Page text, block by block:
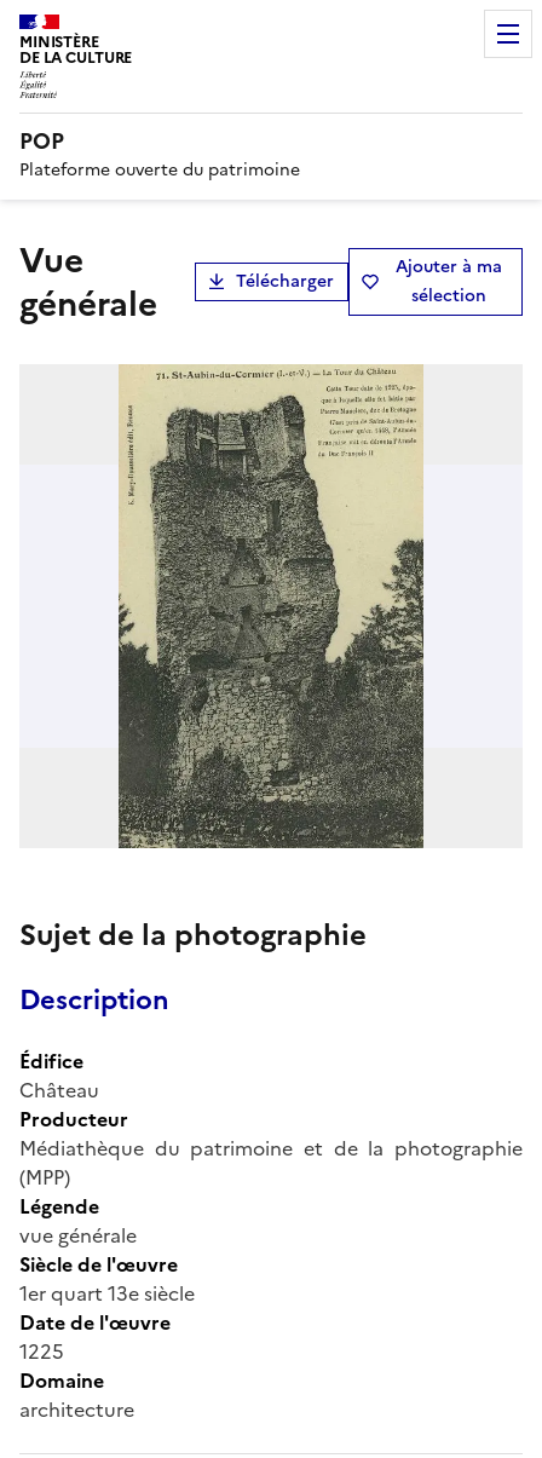
MINISTÈRE
DE LA CULTURE
POP
Plateforme ouverte du patrimoine
vue
générale
Télécharger
Ajouter à ma
sélection
Sujet de la photographie
Description
Édifice
Château
Producteur
Médiathèque du patrimoine et de la photographie
(MPP)
Légende
vue générale
Siècle de l'œuvre
1er quart 13e siècle
Date de l'œuvre
1225
Domaine
architecture